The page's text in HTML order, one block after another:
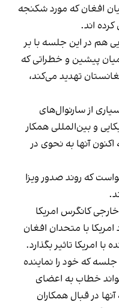
افغان که مورد شکنجه
اند.
هم در این جلسه با بر
پیشین و خطراتی که
تهدید می‌کند،
از سارنوال‌های
و بین‌المللی همکار
آنها به نحوی در
که روند صدور ویزا
کانگرس امریکا
با متحدان افغان
با امریکا تاثیر بگذارد.
جلسه که خود را نماینده
خطاب به اعضای
در قبال همکاران